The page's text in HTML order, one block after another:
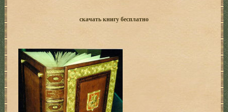
скачать книгу бесплатно